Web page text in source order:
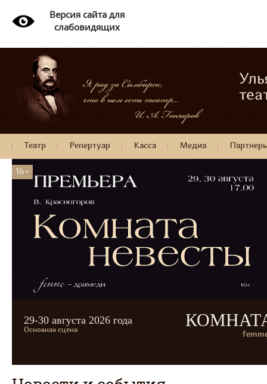
Версия сайта для
слабовидящих
Театр Репертуар Касса Медиа
16+
29-30 августа 2026 года
Основная сцена